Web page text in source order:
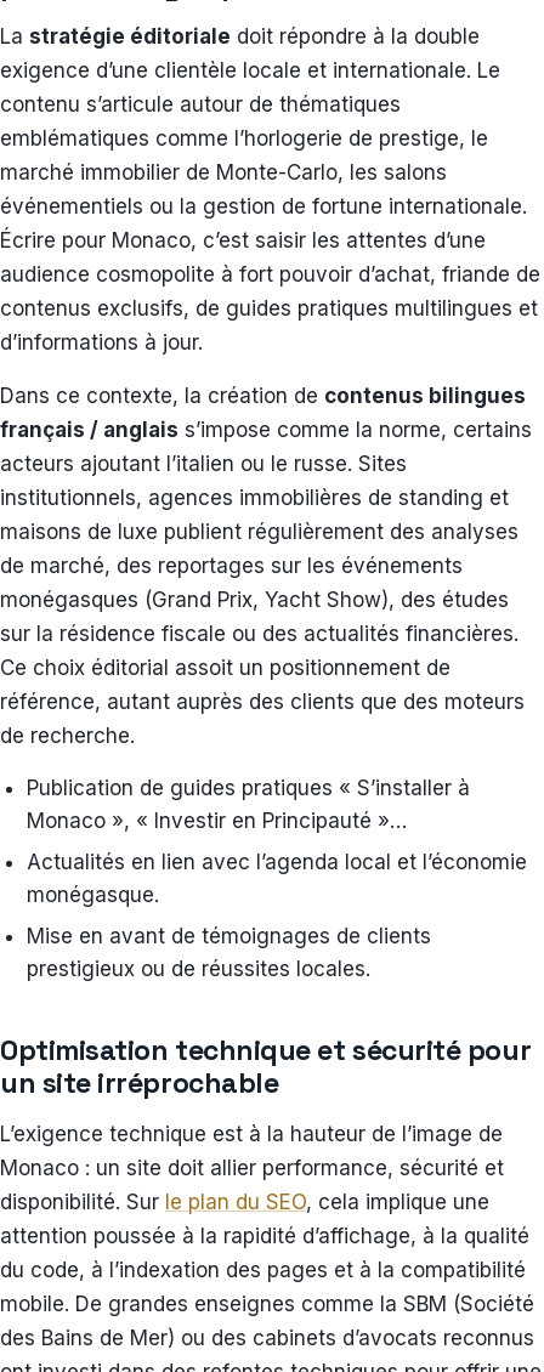
La stratégie éditoriale doit répondre à la double
exigence d’une clientèle locale et internationale. Le
contenu s’articule autour de thématiques
emblématiques comme l’horlogerie de prestige, le
marché immobilier de Monte-Carlo, les salons
événementiels ou la gestion de fortune internationale.
Écrire pour Monaco, c’est saisir les attentes d’une
audience cosmopolite à fort pouvoir d’achat, friande de
contenus exclusifs, de guides pratiques multilingues et
d’informations à jour.
Dans ce contexte, la création de contenus bilingues
français / anglais s’impose comme la norme, certains
acteurs ajoutant l’italien ou le russe. Sites
institutionnels, agences immobilières de standing et
maisons de luxe publient régulièrement des analyses
de marché, des reportages sur les événements
monégasques (Grand Prix, Yacht Show), des études
sur la résidence fiscale ou des actualités financières.
Ce choix éditorial assoit un positionnement de
référence, autant auprès des clients que des moteurs
de recherche.
Publication de guides pratiques « S’installer à
Monaco », « Investir en Principauté »…
Actualités en lien avec l’agenda local et l’économie
monégasque.
Mise en avant de témoignages de clients
prestigieux ou de réussites locales.
Optimisation technique et sécurité pour
un site irréprochable
L’exigence technique est à la hauteur de l’image de
Monaco : un site doit allier performance, sécurité et
disponibilité. Sur le plan du SEO, cela implique une
attention poussée à la rapidité d’affichage, à la qualité
du code, à l’indexation des pages et à la compatibilité
mobile. De grandes enseignes comme la SBM (Société
des Bains de Mer) ou des cabinets d’avocats reconnus